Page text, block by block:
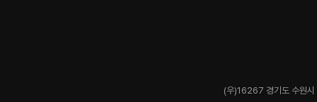
(우)16267 경기도 수원